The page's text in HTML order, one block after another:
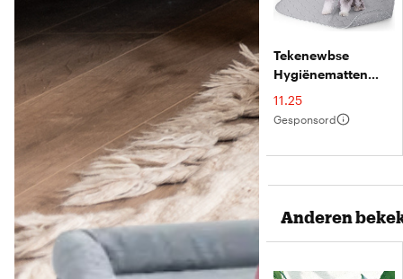
Tekenewbse
Hygiënematten
Voor Honden – 100
Stuks – 33x45 Cm –
5-Lags
Sneldroog
11.25€
Gesponsord
Anderen